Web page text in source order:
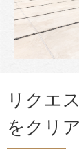
リクエ
をクリ